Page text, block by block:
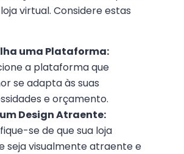
virtual. Considere estas
uma Plataforma:
a plataforma que
se adapta às suas
e orçamento.
Design Atraente:
se de que sua loja
seja visualmente atraente e